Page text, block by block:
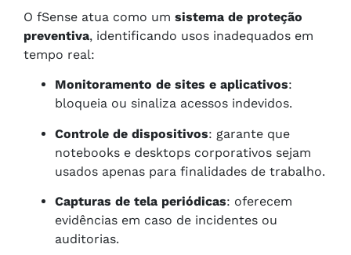
O fSense atua como um sistema de proteção
preventiva, identificando usos inadequados em
tempo real:
Monitoramento de sites e aplicativos:
bloqueia ou sinaliza acessos indevidos.
Controle de dispositivos: garante que
notebooks e desktops corporativos sejam
usados apenas para finalidades de trabalho.
Capturas de tela periódicas: oferecem
evidências em caso de incidentes ou
auditorias.